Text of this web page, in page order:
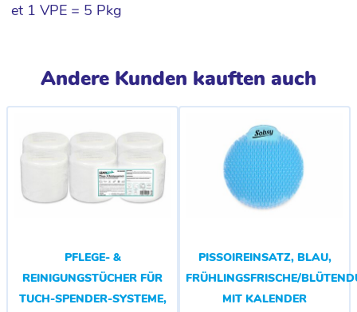
et 1 VPE = 5 Pkg
Andere Kunden kauften auch
PFLEGE- &
REINIGUNGSTÜCHER FÜR
TUCH-SPENDER-SYSTEME,
PISSOIREINSATZ, BLAU,
FRÜHLINGSFRISCHE/
MIT KALENDER